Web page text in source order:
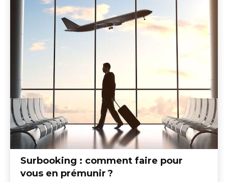
Surbooking : comment faire pour
vous en prémunir ?